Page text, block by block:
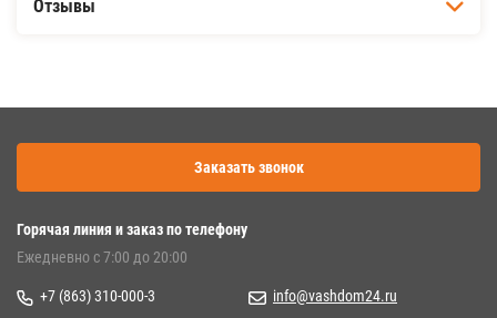
Отзывы
Заказать звонок
Горячая линия и заказ по телефону
Ежедневно с 7:00 до 20:00
+7 (863) 310-000-3
info@vashdom24.ru